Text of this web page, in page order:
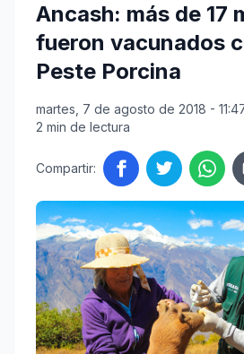
Ancash: más de 17
fueron vacunados
Peste Porcina
martes, 7 de agosto de 2018 -
2 min de lectura
Compartir: